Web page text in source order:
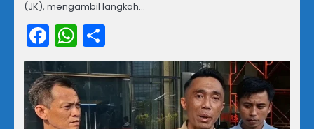
(JK), mengambil langkah…
Facebook
WhatsApp